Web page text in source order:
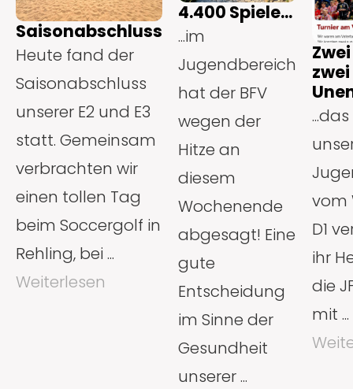
Saisonabschluss
Heute fand der
Saisonabschluss
unserer E2 und E3
statt. Gemeinsam
verbrachten wir
einen tollen Tag
beim Soccergolf in
Rehling, bei ...
Weiterlesen
4.400 Spiele...
...im
Jugendbereich
hat der BFV
wegen der
Hitze an
diesem
Wochenende
abgesagt! Eine
gute
Entscheidung
im Sinne der
Gesundheit
unserer ...
zwei
vom
D1
ihr
die
mit ...